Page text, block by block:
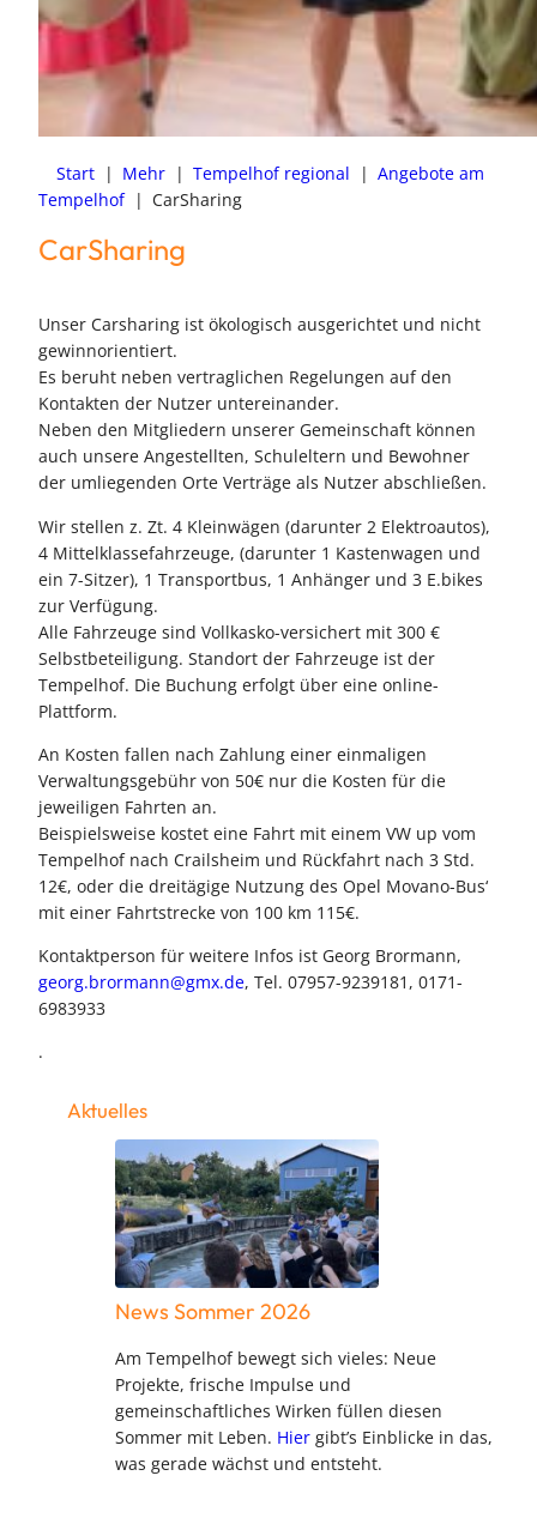
Start | Mehr | Tempelhof regional | Angebote am
Tempelhof | CarSharing
CarSharing
Unser Carsharing ist ökologisch ausgerichtet und nicht
gewinnorientiert.
Es beruht neben vertraglichen Regelungen auf den
Kontakten der Nutzer untereinander.
Neben den Mitgliedern unserer Gemeinschaft können
auch unsere Angestellten, Schuleltern und Bewohner
der umliegenden Orte Verträge als Nutzer abschließen.
Wir stellen z. Zt. 4 Kleinwägen (darunter 2 Elektroautos),
4 Mittelklassefahrzeuge, (darunter 1 Kastenwagen und
ein 7-Sitzer), 1 Transportbus, 1 Anhänger und 3 E.bikes
zur Verfügung.
Alle Fahrzeuge sind Vollkasko-versichert mit 300 €
Selbstbeteiligung. Standort der Fahrzeuge ist der
Tempelhof. Die Buchung erfolgt über eine online-
Plattform.
An Kosten fallen nach Zahlung einer einmaligen
Verwaltungsgebühr von 50€ nur die Kosten für die
jeweiligen Fahrten an.
Beispielsweise kostet eine Fahrt mit einem VW up vom
Tempelhof nach Crailsheim und Rückfahrt nach 3 Std.
12€, oder die dreitägige Nutzung des Opel Movano-Bus‘
mit einer Fahrtstrecke von 100 km 115€.
Kontaktperson für weitere Infos ist Georg Brormann,
georg.brormann@gmx.de, Tel. 07957-9239181, 0171-
6983933
.
Aktuelles
News Sommer 2026
Am Tempelhof bewegt sich vieles: Neue
Projekte, frische Impulse und
gemeinschaftliches Wirken füllen diesen
Sommer mit Leben. Hier gibt’s Einblicke in das,
was gerade wächst und entsteht.